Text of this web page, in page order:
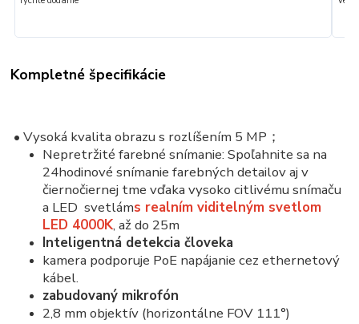
Kompletné špecifikácie
• Vysoká kvalita obrazu s rozlíšením 5 MP；
Nepretržité farebné snímanie: Spoľahnite sa na
24hodinové snímanie farebných detailov aj v
čiernočiernej tme vďaka vysoko citlivému snímaču
a LED svetláms realním viditelným svetlom
LED 4000K, až do 25m
Inteligentná detekcia človeka
kamera podporuje PoE napájanie cez ethernetový
kábel.
zabudovaný mikrofón
2,8 mm objektív (horizontálne FOV 111°)